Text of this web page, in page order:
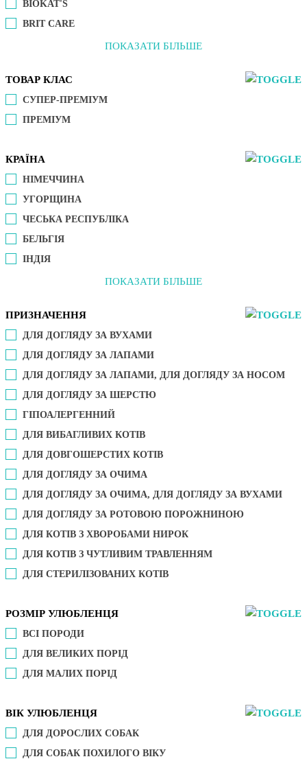
BIOKAT'S
BRIT CARE
ПОКАЗАТИ БІЛЬШЕ
ТОВАР КЛАС
СУПЕР-ПРЕМІУМ
ПРЕМІУМ
КРАЇНА
НІМЕЧЧИНА
УГОРЩИНА
ЧЕСЬКА РЕСПУБЛІКА
БЕЛЬГІЯ
ІНДІЯ
ПОКАЗАТИ БІЛЬШЕ
ПРИЗНАЧЕННЯ
ДЛЯ ДОГЛЯДУ ЗА ВУХАМИ
ДЛЯ ДОГЛЯДУ ЗА ЛАПАМИ
ДЛЯ ДОГЛЯДУ ЗА ЛАПАМИ, ДЛЯ ДОГЛЯДУ ЗА НОСОМ
ДЛЯ ДОГЛЯДУ ЗА ШЕРСТЮ
ГІПОАЛЕРГЕННИЙ
ДЛЯ ВИБАГЛИВИХ КОТІВ
ДЛЯ ДОВГОШЕРСТИХ КОТІВ
ДЛЯ ДОГЛЯДУ ЗА ОЧИМА
ДЛЯ ДОГЛЯДУ ЗА ОЧИМА, ДЛЯ ДОГЛЯДУ ЗА ВУХАМИ
ДЛЯ ДОГЛЯДУ ЗА РОТОВОЮ ПОРОЖНИНОЮ
ДЛЯ КОТІВ З ХВОРОБАМИ НИРОК
ДЛЯ КОТІВ З ЧУТЛИВИМ ТРАВЛЕННЯМ
ДЛЯ СТЕРИЛІЗОВАНИХ КОТІВ
РОЗМІР УЛЮБЛЕНЦЯ
ВСІ ПОРОДИ
ДЛЯ ВЕЛИКИХ ПОРІД
ДЛЯ МАЛИХ ПОРІД
ВІК УЛЮБЛЕНЦЯ
ДЛЯ ДОРОСЛИХ СОБАК
ДЛЯ СОБАК ПОХИЛОГО ВІКУ